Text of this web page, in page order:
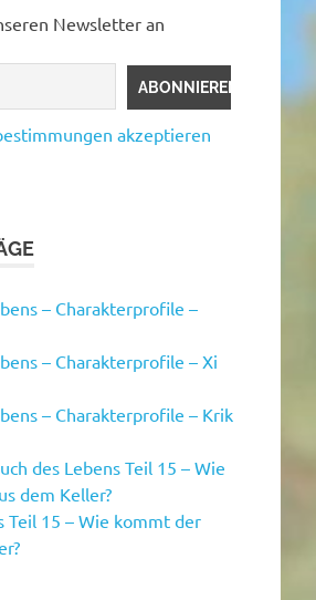
Newsletter an
akzeptieren
– Charakterprofile –
– Charakterprofile – Xi
– Charakterprofile – Krik
des Lebens Teil 15 – Wie
dem Keller?
Teil 15 – Wie kommt der